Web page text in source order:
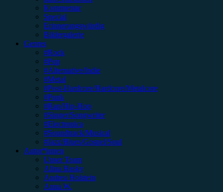
Kommentar
Special
Erinnerungswürdig
Bildergalerie
Genres
#Rock
#Pop
#Alternative/Indie
#Metal
#Post-Hardcore/Hardcore/Metalcore
#Punk
#Rap/Hip-Hop
#Singer/Songwriter
#Electronica
#Soundtrack/Musical
#Jazz/Blues/Gospel/Soul
Autor*innen
Unser Team
Alina Hasky
Andrea Holstein
Anna W.